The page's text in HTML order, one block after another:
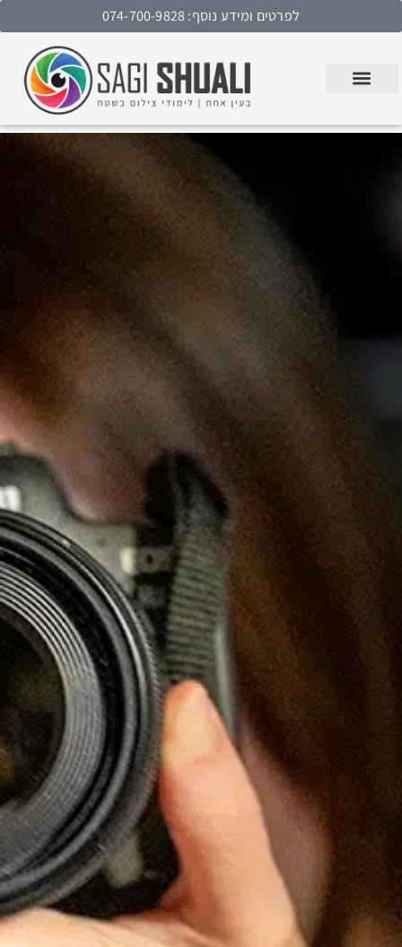
לפרטים ומידע נוסף: 074-700-9828